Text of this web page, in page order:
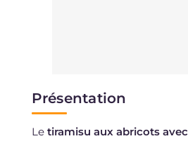
Présentation
Le tiramisu aux abricots